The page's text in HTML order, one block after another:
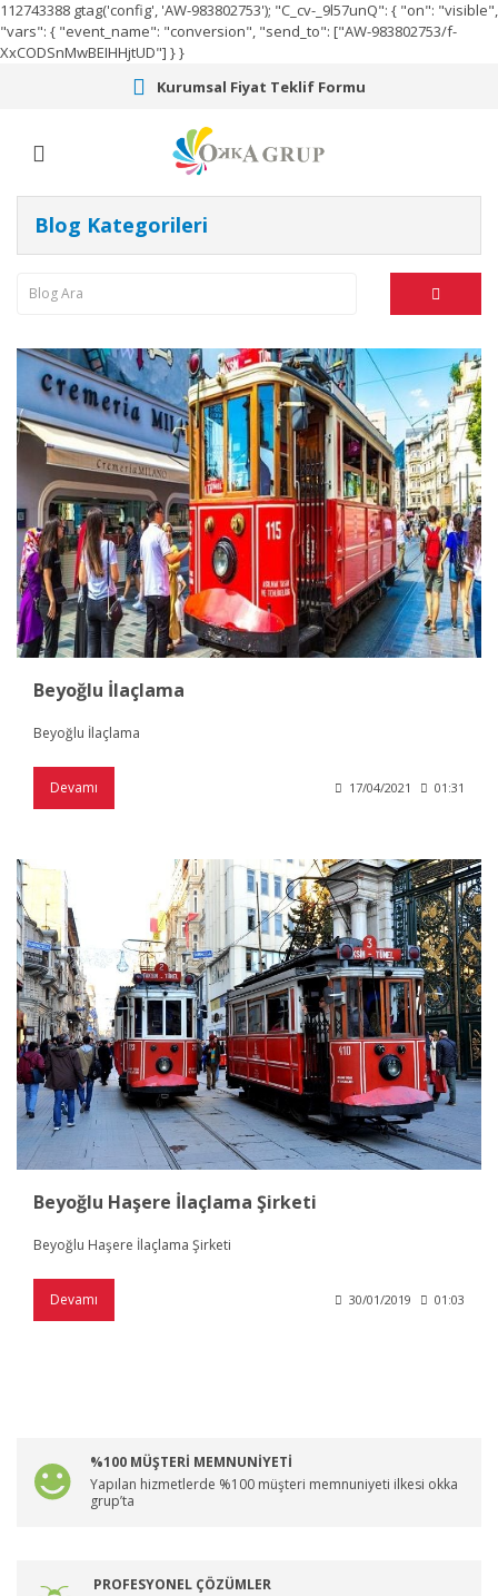
112743388 gtag('config', 'AW-983802753'); "C_cv-_9l57unQ": { "on": "visible",
"vars": { "event_name": "conversion", "send_to": ["AW-983802753/f-
XxCODSnMwBEIHHjtUD"] } }
Kurumsal Fiyat Teklif Formu
Blog Kategorileri
Beyoğlu İlaçlama
Beyoğlu İlaçlama
Devamı 17/04/2021 01:31
Beyoğlu Haşere İlaçlama Şirketi
Beyoğlu Haşere İlaçlama Şirketi
Devamı 30/01/2019 01:03
%100 MÜŞTERİ MEMNUNİYETİ
Yapılan hizmetlerde %100 müşteri memnuniyeti ilkesi okka
grup’ta
PROFESYONEL ÇÖZÜMLER